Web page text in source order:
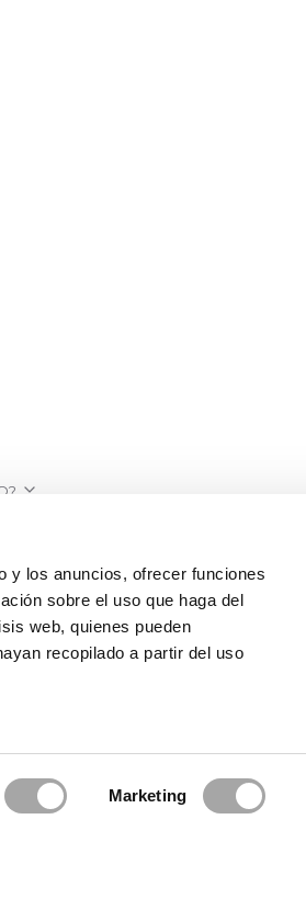
y los anuncios, ofrecer funciones
sobre el uso que haga del
web, quienes pueden
recopilado a partir del uso
Marketing
sulla Privacy Politica sui cookie